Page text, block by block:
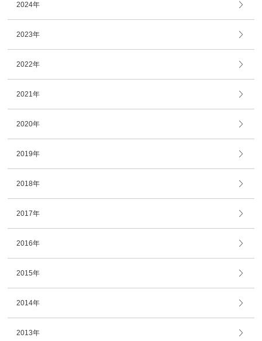
2024年
2023年
2022年
2021年
2020年
2019年
2018年
2017年
2016年
2015年
2014年
2013年